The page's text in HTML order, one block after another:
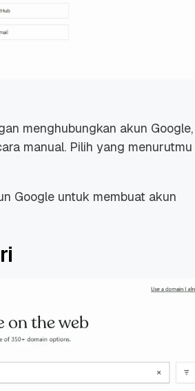
menghubungkan akun Google,
manual. Pilih yang menurutmu
Google untuk membuat akun